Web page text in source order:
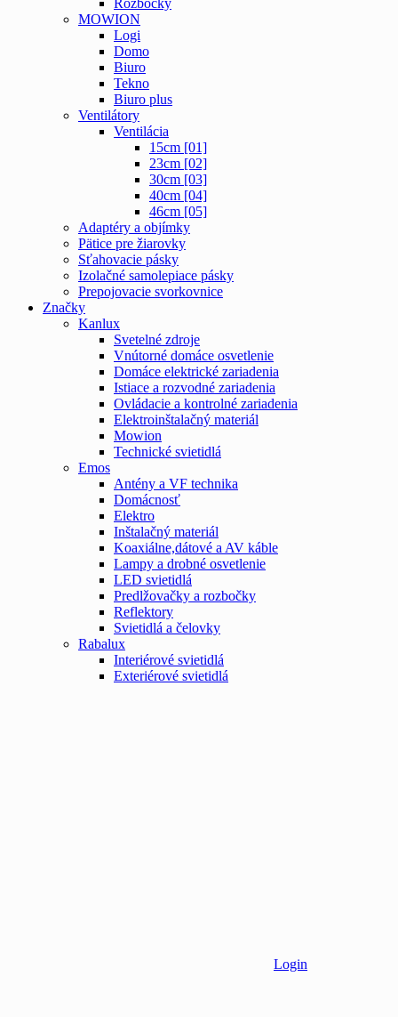
MOWION
Logi
Domo
Biuro
Tekno
Biuro plus
Ventilátory
Ventilácia
15cm [01]
23cm [02]
30cm [03]
40cm [04]
46cm [05]
Adaptéry a objímky
Pätice pre žiarovky
Sťahovacie pásky
Izolačné samolepiace pásky
Prepojovacie svorkovnice
Značky
Kanlux
Svetelné zdroje
Vnútorné domáce osvetlenie
Domáce elektrické zariadenia
Istiace a rozvodné zariadenia
Ovládacie a kontrolné zariadenia
Elektroinštalačný materiál
Mowion
Technické svietidlá
Emos
Antény a VF technika
Domácnosť
Elektro
Inštalačný materiál
Koaxiálne,dátové a AV káble
Lampy a drobné osvetlenie
LED svietidlá
Predlžovačky a rozbočky
Reflektory
Svietidlá a čelovky
Rabalux
Interiérové svietidlá
Exteriérové svietidlá
Login